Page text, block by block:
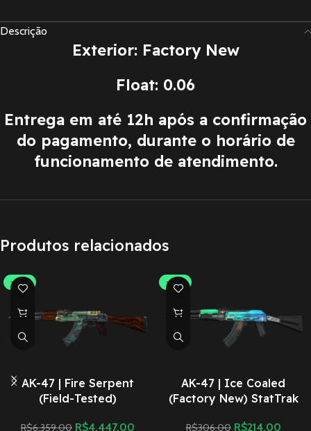
Descrição
Exterior: Factory New
Float: 0.06
Entrega em até 12h após a confirmação
do pagamento, durante o horário de
funcionamento de atendimento.
Produtos relacionados
-30%
AK-47 | Fire Serpent
(Field-Tested)
R$6.359,00 R$4.447,00
-30%
AK-47 | Ice Coaled
(Factory New) StatTrak
R$306,00 R$214,00